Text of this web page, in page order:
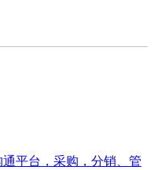
平台，采购，分销、管